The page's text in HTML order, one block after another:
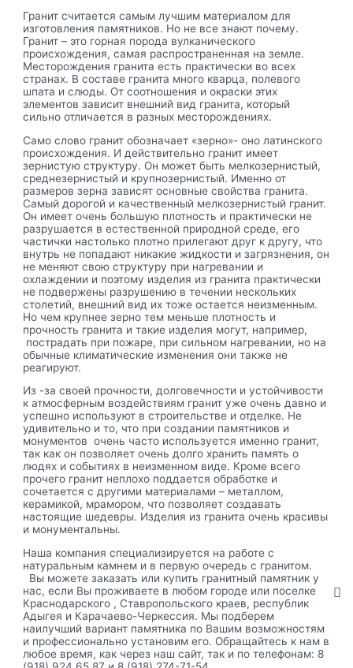
Гранит считается самым лучшим материалом для
изготовления памятников. Но не все знают почему.
Гранит – это горная порода вулканического
происхождения, самая распространенная на земле.
Месторождения гранита есть практически во всех
странах. В составе гранита много кварца, полевого
шпата и слюды. От соотношения и окраски этих
элементов зависит внешний вид гранита, который
сильно отличается в разных месторождениях.
Само слово гранит обозначает «зерно»- оно латинского
происхождения. И действительно гранит имеет
зернистую структуру. Он может быть мелкозернистый,
среднезернистый и крупнозернистый. Именно от
размеров зерна зависят основные свойства гранита.
Самый дорогой и качественный мелкозернистый гранит.
Он имеет очень большую плотность и практически не
разрушается в естественной природной среде, его
частички настолько плотно прилегают друг к другу, что
внутрь не попадают никакие жидкости и загрязнения, он
не меняют свою структуру при нагревании и
охлаждении и поэтому изделия из гранита практически
не подвержены разрушению в течении нескольких
столетий, внешний вид их тоже остается неизменным.
Но чем крупнее зерно тем меньше плотность и
прочность гранита и такие изделия могут, например,
пострадать при пожаре, при сильном нагревании, но на
обычные климатические изменения они также не
реагируют.
Из -за своей прочности, долговечности и устойчивости
к атмосферным воздействиям гранит уже очень давно и
успешно используют в строительстве и отделке. Не
удивительно и то, что при создании памятников и
монументов очень часто используется именно гранит,
так как он позволяет очень долго хранить память о
людях и событиях в неизменном виде. Кроме всего
прочего гранит неплохо поддается обработке и
сочетается с другими материалами – металлом,
керамикой, мрамором, что позволяет создавать
настоящие шедевры. Изделия из гранита очень красивы
и монументальны.
Наша компания специализируется на работе с
натуральным камнем и в первую очередь с гранитом.
Вы можете заказать или купить гранитный памятник у
нас, если Вы проживаете в любом городе или поселке
Краснодарского , Ставропольского краев, республик
Адыгея и Карачаево-Черкессия. Мы подберем
наилучший вариант памятника по Вашим возможностям
и профессионально установим его. Обращайтесь к нам в
любое время, как через наш сайт, так и по телефонам: 8